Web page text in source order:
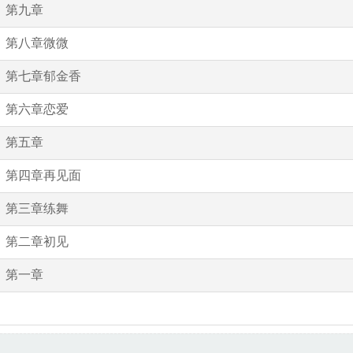
第九章
第八章微微
第七章郁金香
第六章恋爱
第五章
第四章再见面
第三章练舞
第二章初见
第一章